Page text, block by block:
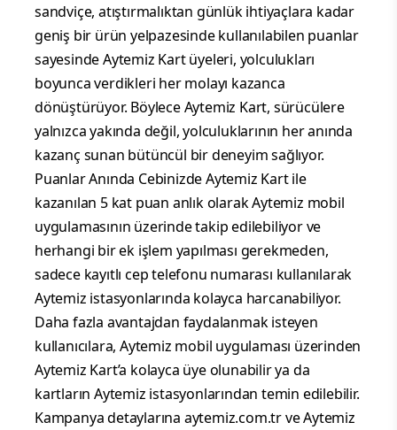
sandviçe, atıştırmalıktan günlük ihtiyaçlara kadar
geniş bir ürün yelpazesinde kullanılabilen puanlar
sayesinde Aytemiz Kart üyeleri, yolculukları
boyunca verdikleri her molayı kazanca
dönüştürüyor. Böylece Aytemiz Kart, sürücülere
yalnızca yakında değil, yolculuklarının her anında
kazanç sunan bütüncül bir deneyim sağlıyor.
Puanlar Anında Cebinizde Aytemiz Kart ile
kazanılan 5 kat puan anlık olarak Aytemiz mobil
uygulamasının üzerinde takip edilebiliyor ve
herhangi bir ek işlem yapılması gerekmeden,
sadece kayıtlı cep telefonu numarası kullanılarak
Aytemiz istasyonlarında kolayca harcanabiliyor.
Daha fazla avantajdan faydalanmak isteyen
kullanıcılara, Aytemiz mobil uygulaması üzerinden
Aytemiz Kart’a kolayca üye olunabilir ya da
kartların Aytemiz istasyonlarından temin edilebilir.
Kampanya detaylarına aytemiz.com.tr ve Aytemiz